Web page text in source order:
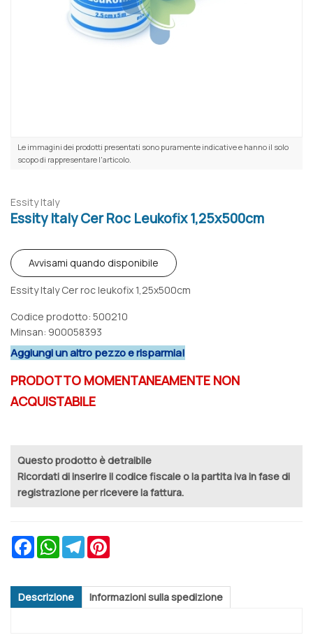
Le immagini dei prodotti presentati sono puramente indicative e hanno il solo
scopo di rappresentare l'articolo.
Essity Italy
Essity Italy Cer Roc Leukofix 1,25x500cm
Avvisami quando disponibile
Essity Italy Cer roc leukofix 1,25x500cm
Codice prodotto: 500210
Minsan: 900058393
Aggiungi un altro pezzo e risparmia!
PRODOTTO MOMENTANEAMENTE NON
ACQUISTABILE
Questo prodotto è detraibile
Ricordati di inserire il codice fiscale o la partita iva in fase di
registrazione per ricevere la fattura.
FacebookWhatsAppTelegram
Descrizione Informazioni sulla spedizione